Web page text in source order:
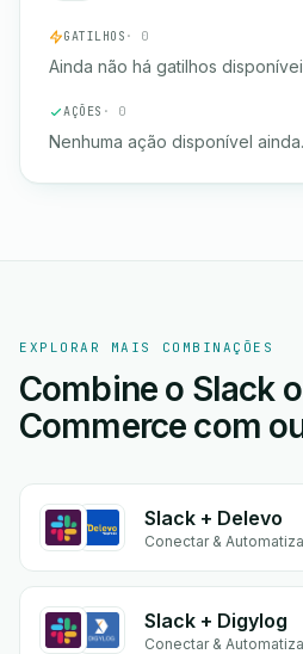
GATILHOS · 0
Ainda não há gatilhos
AÇÕES · 0
Nenhuma ação disponível ainda.
EXPLORAR MAIS COMBINAÇÕES
Combine o Slack
Commerce com
Slack + Delevo
Conectar &
Slack + Digylog
Conectar &